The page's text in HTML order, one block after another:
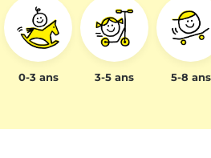
0-3 ans 3-5 ans 5-8 ans